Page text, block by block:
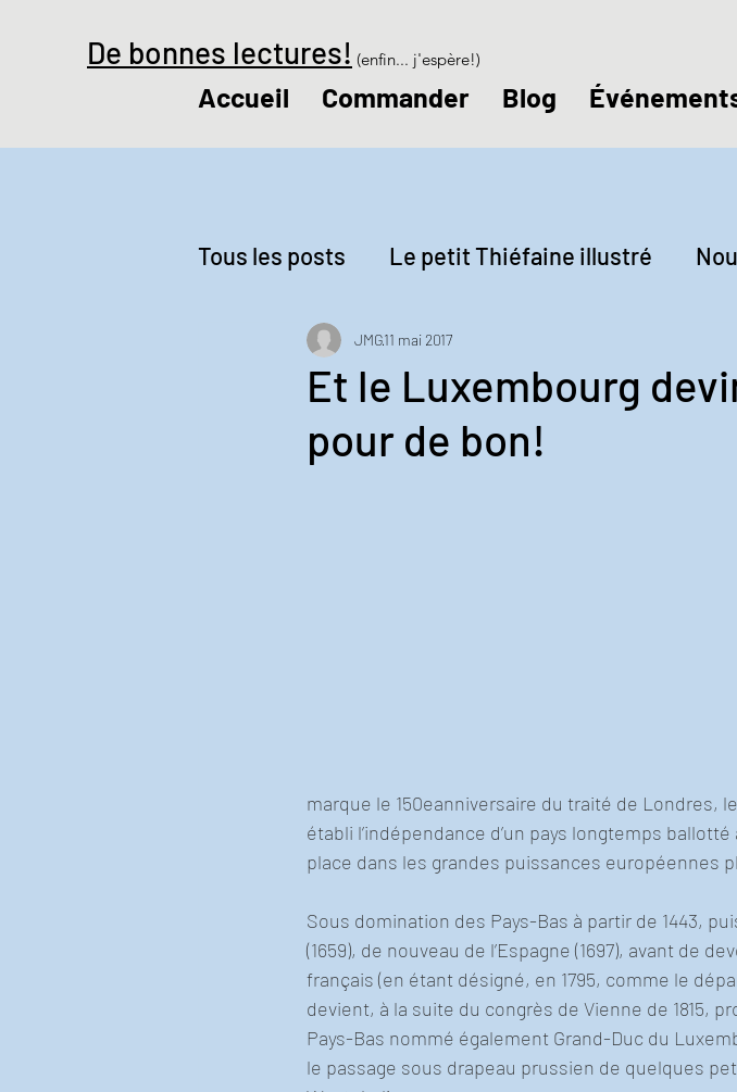
De bonnes lectures! (enfin... j'espère!)
Accueil Commander Blog
Tous les posts Le petit Thiéfaine illustré
Revue de presse
Et le Luxembourg
pour de bon!
JMG11 mai 2017
marque le 150eanniversaire du traité de Londres,
établi l’indépendance d’un pays longtemps
place dans les grandes puissances européennes
Sous domination des Pays-Bas à partir de 1443,
(1659), de nouveau de l’Espagne (1697), avant de
français (en étant désigné, en 1795, comme le
devient, à la suite du congrès de Vienne de 1815,
Pays-Bas nommé également Grand-Duc du
le passage sous drapeau prussien de quelques